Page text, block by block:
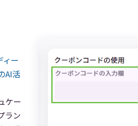
ー
AI活
ケー
ラン